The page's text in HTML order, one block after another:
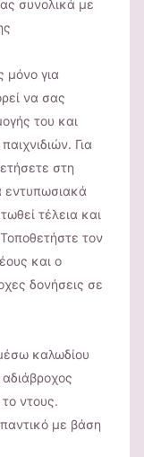
συνολικά με
μόνο για
να σας
του και
Για
στη
εντυπωσιακά
τέλεια και
τον
και ο
δονήσεις σε
καλωδίου
το ντους.
με βάση